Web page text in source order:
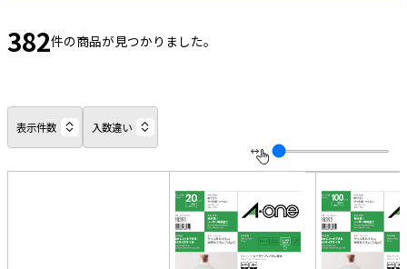
す
382件の商品が見つかりました。
表示件数 入数違い